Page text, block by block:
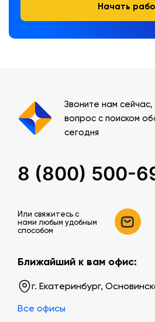
Начать
Звоните нам
вопрос с поиском
сегодня
8 (800) 500-
Или свяжитесь c
нами любым удобным
способом
Ближайший к вам офис:
г. Екатеринбург,
Все офисы